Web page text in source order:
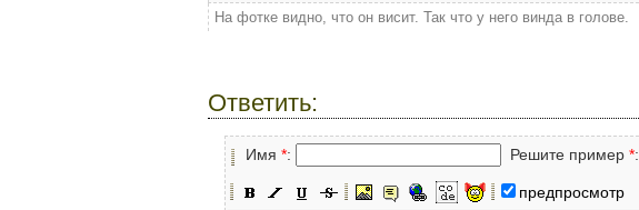
На фотке видно, что он висит. Так что у него винда в голове.
Ответить:
Имя *: Решите пример *:
предпросмотр